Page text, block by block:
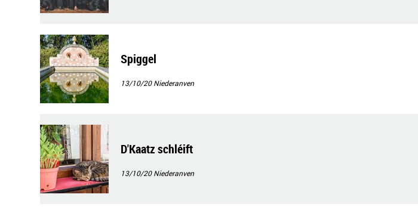
Spiggel
13/10/20Niederanven
D'Kaatz schléift
13/10/20Niederanven